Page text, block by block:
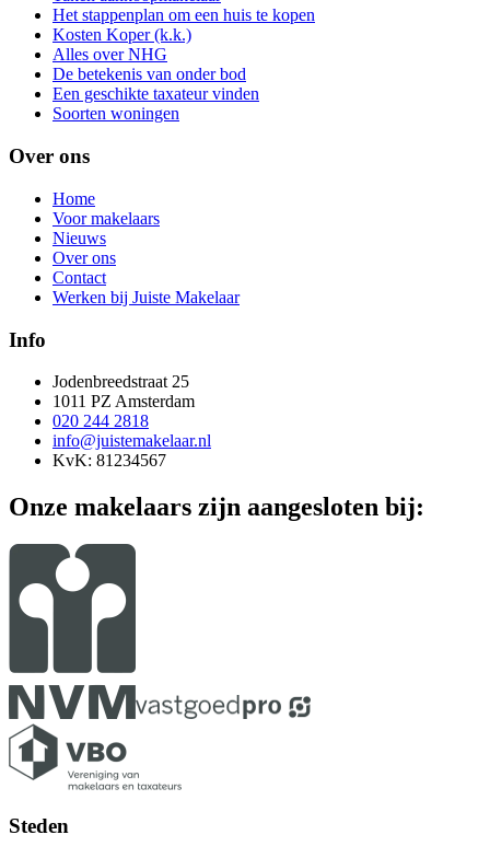
Het stappenplan om een huis te kopen
Kosten Koper (k.k.)
Alles over NHG
De betekenis van onder bod
Een geschikte taxateur vinden
Soorten woningen
Over ons
Home
Voor makelaars
Nieuws
Over ons
Contact
Werken bij Juiste Makelaar
Info
Jodenbreedstraat 25
1011 PZ Amsterdam
020 244 2818
info@juistemakelaar.nl
KvK: 81234567
Onze makelaars zijn aangesloten bij:
Steden